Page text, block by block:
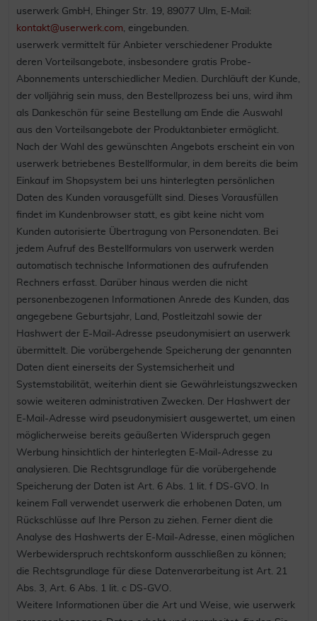
userwerk GmbH, Ehinger Str. 19, 89077 Ulm, E-Mail:
kontakt@userwerk.com, eingebunden.
userwerk vermittelt für Anbieter verschiedener Produkte
deren Vorteilsangebote, insbesondere gratis Probe-
Abonnements unterschiedlicher Medien. Durchläuft der Kunde,
der volljährig sein muss, den Bestellprozess bei uns, wird ihm
als Dankeschön für seine Bestellung am Ende die Auswahl
aus den Vorteilsangebote der Produktanbieter ermöglicht.
Nach der Wahl des gewünschten Angebots erscheint ein von
userwerk betriebenes Bestellformular, in dem bereits die beim
Einkauf im Shopsystem bei uns hinterlegten persönlichen
Daten des Kunden vorausgefüllt sind. Dieses Vorausfüllen
findet im Kundenbrowser statt, es gibt keine nicht vom
Kunden autorisierte Übertragung von Personendaten. Bei
jedem Aufruf des Bestellformulars von userwerk werden
automatisch technische Informationen des aufrufenden
Rechners erfasst. Darüber hinaus werden die nicht
personenbezogenen Informationen Anrede des Kunden, das
angegebene Geburtsjahr, Land, Postleitzahl sowie der
Hashwert der E-Mail-Adresse pseudonymisiert an userwerk
übermittelt. Die vorübergehende Speicherung der genannten
Daten dient einerseits der Systemsicherheit und
Systemstabilität, weiterhin dient sie Gewährleistungszwecken
sowie weiteren administrativen Zwecken. Der Hashwert der
E-Mail-Adresse wird pseudonymisiert ausgewertet, um einen
möglicherweise bereits geäußerten Widerspruch gegen
Werbung hinsichtlich der hinterlegten E-Mail-Adresse zu
analysieren. Die Rechtsgrundlage für die vorübergehende
Speicherung der Daten ist Art. 6 Abs. 1 lit. f DS-GVO. In
keinem Fall verwendet userwerk die erhobenen Daten, um
Rückschlüsse auf Ihre Person zu ziehen. Ferner dient die
Analyse des Hashwerts der E-Mail-Adresse, einen möglichen
Werbewiderspruch rechtskonform ausschließen zu können;
die Rechtsgrundlage für diese Datenverarbeitung ist Art. 21
Abs. 3, Art. 6 Abs. 1 lit. c DS-GVO.
Weitere Informationen über die Art und Weise, wie userwerk